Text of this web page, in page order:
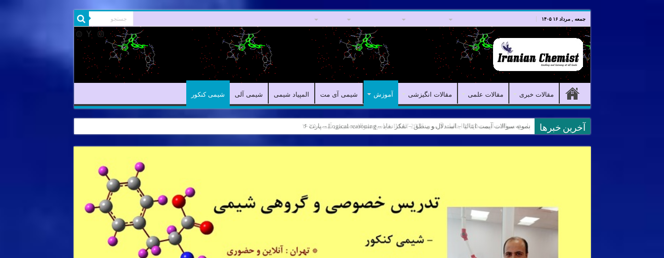
جمعه , مرداد ۱۶ ۱۴۰۵
مقالات خبری مقالات علمی مقالات انگیزشی آموزش شیمی آی مت المپیاد شیمی شیمی آلی شیمی کنکور
آخرین خبرها نمونه سوالات آیمت ایتالیا – استدلال و منطق – تفکر نقاد – Logical reasoning – پارت ۶